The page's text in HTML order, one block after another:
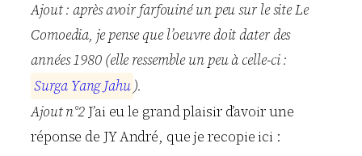
Ajout : après avoir farfouiné un peu sur le site Le
Comoedia, je pense que l’oeuvre doit dater des
années 1980 (elle ressemble un peu à celle-ci :
Surga YangJahu).
Ajout n°2 J’ai eu le grand plaisir d’avoir une
réponse de JY André, que je recopie ici :